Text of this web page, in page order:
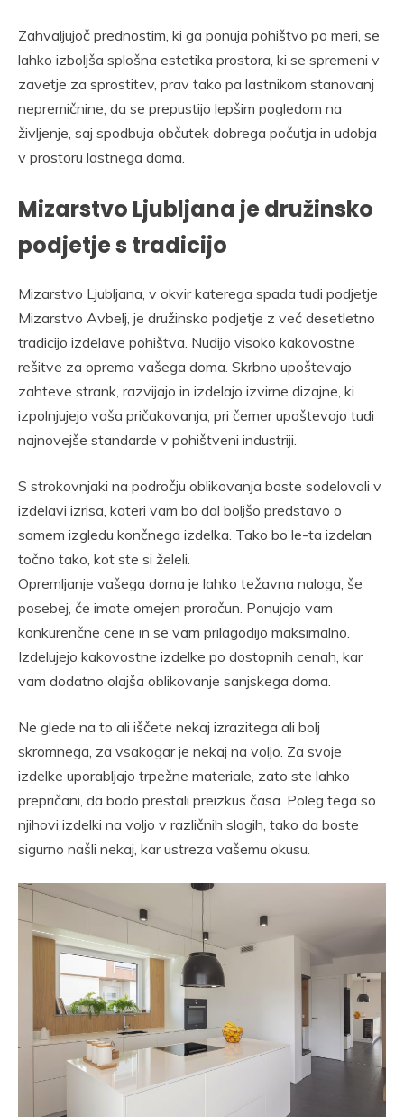
Zahvaljujoč prednostim, ki ga ponuja pohištvo po meri, se
lahko izboljša splošna estetika prostora, ki se spremeni v
zavetje za sprostitev, prav tako pa lastnikom stanovanj
nepremičnine, da se prepustijo lepšim pogledom na
življenje, saj spodbuja občutek dobrega počutja in udobja
v prostoru lastnega doma.
Mizarstvo Ljubljana je družinsko
podjetje s tradicijo
Mizarstvo Ljubljana, v okvir katerega spada tudi podjetje
Mizarstvo Avbelj, je družinsko podjetje z več desetletno
tradicijo izdelave pohištva. Nudijo visoko kakovostne
rešitve za opremo vašega doma. Skrbno upoštevajo
zahteve strank, razvijajo in izdelajo izvirne dizajne, ki
izpolnjujejo vaša pričakovanja, pri čemer upoštevajo tudi
najnovejše standarde v pohištveni industriji.
S strokovnjaki na področju oblikovanja boste sodelovali v
izdelavi izrisa, kateri vam bo dal boljšo predstavo o
samem izgledu končnega izdelka. Tako bo le-ta izdelan
točno tako, kot ste si želeli.
Opremljanje vašega doma je lahko težavna naloga, še
posebej, če imate omejen proračun. Ponujajo vam
konkurenčne cene in se vam prilagodijo maksimalno.
Izdelujejo kakovostne izdelke po dostopnih cenah, kar
vam dodatno olajša oblikovanje sanjskega doma.
Ne glede na to ali iščete nekaj izrazitega ali bolj
skromnega, za vsakogar je nekaj na voljo. Za svoje
izdelke uporabljajo trpežne materiale, zato ste lahko
prepričani, da bodo prestali preizkus časa. Poleg tega so
njihovi izdelki na voljo v različnih slogih, tako da boste
sigurno našli nekaj, kar ustreza vašemu okusu.